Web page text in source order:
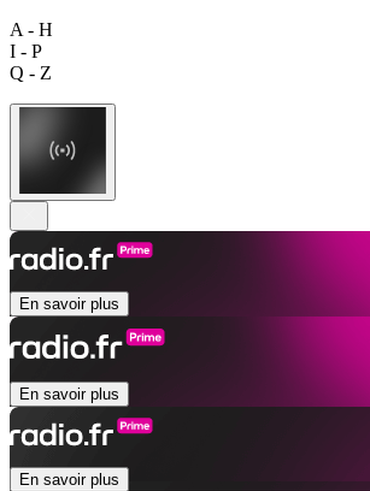
A - H
I - P
Q - Z
En savoir plus
En savoir plus
En savoir plus